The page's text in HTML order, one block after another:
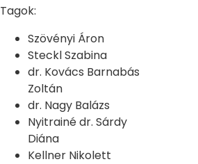
Tagok:
Szövényi Áron
Steckl Szabina
dr. Kovács Barnabás
Zoltán
dr. Nagy Balázs
Nyitrainé dr. Sárdy
Diána
Kellner Nikolett